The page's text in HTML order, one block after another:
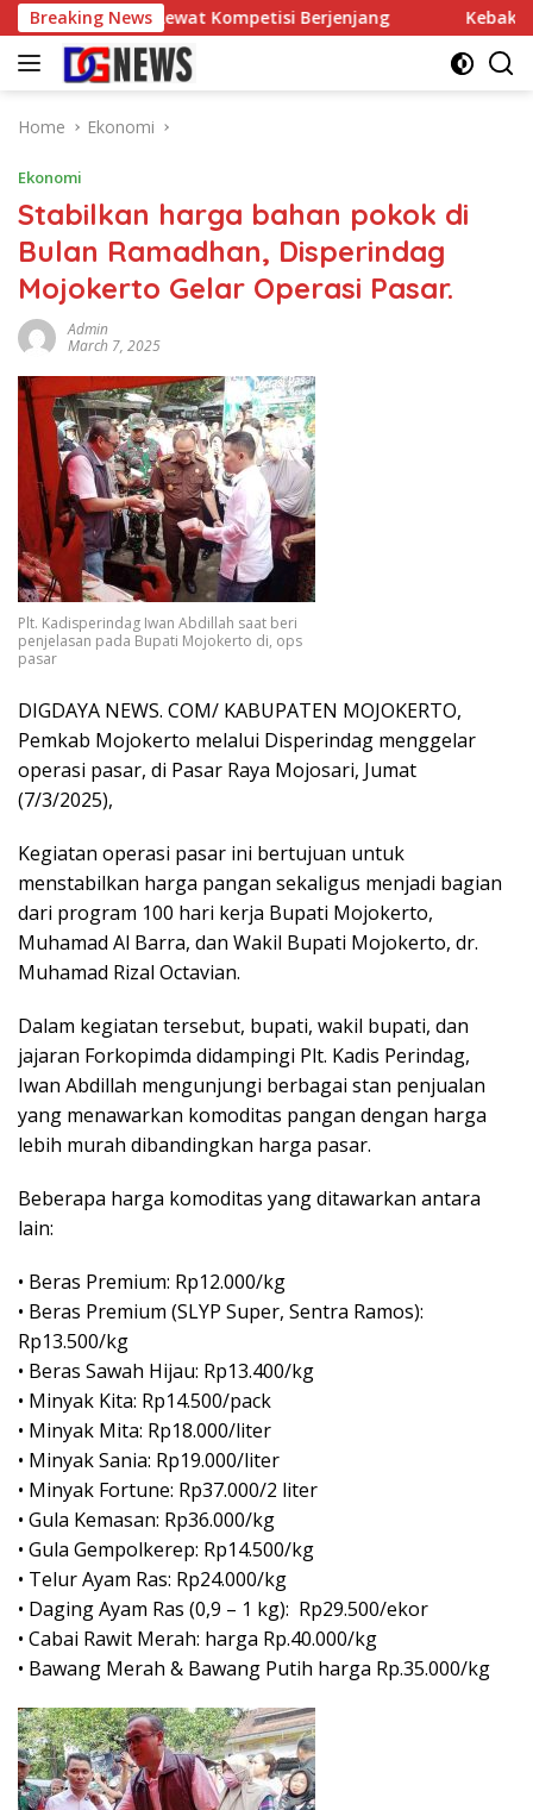
Skip
to
content
Breaking News
Meja Lewat Kompetisi Berjenjang Kebakaran
Home Ekonomi
Ekonomi
Stabilkan harga bahan pokok di
Bulan Ramadhan, Disperindag
Mojokerto Gelar Operasi Pasar.
Admin
March 7, 2025
Plt. Kadisperindag Iwan Abdillah saat beri
penjelasan pada Bupati Mojokerto di, ops
pasar
DIGDAYA NEWS. COM/ KABUPATEN MOJOKERTO,
Pemkab Mojokerto melalui Disperindag menggelar
operasi pasar, di Pasar Raya Mojosari, Jumat
(7/3/2025),
Kegiatan operasi pasar ini bertujuan untuk
menstabilkan harga pangan sekaligus menjadi bagian
dari program 100 hari kerja Bupati Mojokerto,
Muhamad Al Barra, dan Wakil Bupati Mojokerto, dr.
Muhamad Rizal Octavian.
Dalam kegiatan tersebut, bupati, wakil bupati, dan
jajaran Forkopimda didampingi Plt. Kadis Perindag,
Iwan Abdillah mengunjungi berbagai stan penjualan
yang menawarkan komoditas pangan dengan harga
lebih murah dibandingkan harga pasar.
Beberapa harga komoditas yang ditawarkan antara
lain:
• Beras Premium: Rp12.000/kg
• Beras Premium (SLYP Super, Sentra Ramos):
Rp13.500/kg
• Beras Sawah Hijau: Rp13.400/kg
• Minyak Kita: Rp14.500/pack
• Minyak Mita: Rp18.000/liter
• Minyak Sania: Rp19.000/liter
• Minyak Fortune: Rp37.000/2 liter
• Gula Kemasan: Rp36.000/kg
• Gula Gempolkerep: Rp14.500/kg
• Telur Ayam Ras: Rp24.000/kg
• Daging Ayam Ras (0,9 – 1 kg): Rp29.500/ekor
• Cabai Rawit Merah: harga Rp.40.000/kg
• Bawang Merah & Bawang Putih harga Rp.35.000/kg